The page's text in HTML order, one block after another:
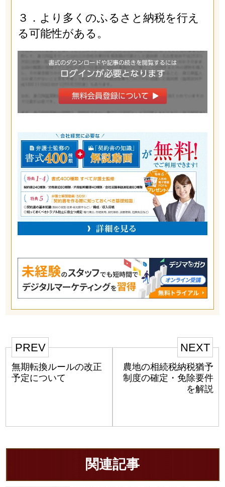
３．より多くのふるさと納税を行え
る可能性がある。
PREV
無期転換ルールの改正
予定について
NEXT
農地の相続税納税猶予
制度の確定・免除要件
を解説
関連記事